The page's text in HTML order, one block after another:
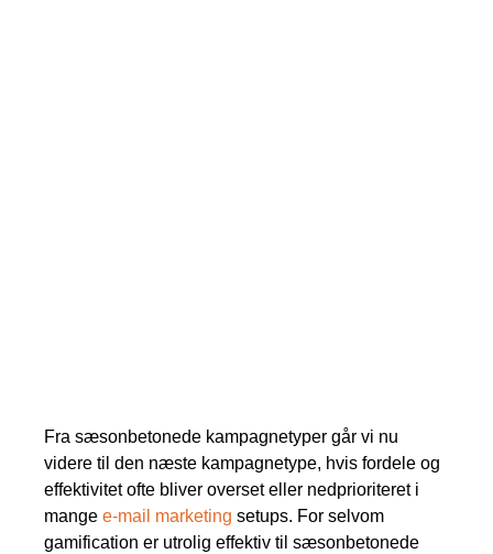
Fra sæsonbetonede kampagnetyper går vi nu
videre til den næste kampagnetype, hvis fordele og
effektivitet ofte bliver overset eller nedprioriteret i
mange e-mail marketing setups. For selvom
gamification er utrolig effektiv til sæsonbetonede